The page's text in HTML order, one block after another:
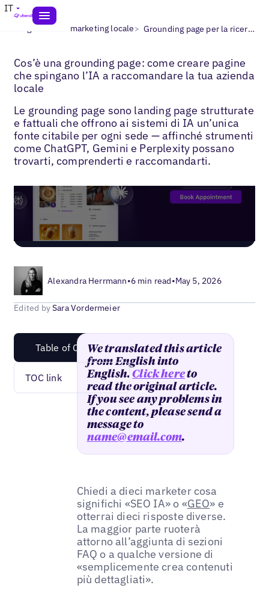
IT
Blogs> IA nel marketing locale> Grounding page per la ricerca locale
Cos’è una grounding page: come creare pagine
che spingano l’IA a raccomandare la tua azienda
locale
Le grounding page sono landing page strutturate
e fattuali che offrono ai sistemi di IA un’unica
fonte citabile per ogni sede — affinché strumenti
come ChatGPT, Gemini e Perplexity possano
trovarti, comprenderti e raccomandarti.
Alexandra Herrmann•6 min read•May 5, 2026
Edited bySara Vordermeier
Table of Content
TOC link
We translated this article
from English into
English.Click hereto
read the original article.
If you see any problems in
the content, please send a
message to
name@email.com.
Chiedi a dieci marketer cosa
significhi «SEO IA» o «GEO» e
otterrai dieci risposte diverse.
La maggior parte ruoterà
attorno all’aggiunta di sezioni
FAQ o a qualche versione di
«semplicemente crea contenuti
più dettagliati».